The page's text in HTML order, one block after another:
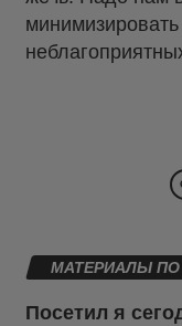
МАТЕРИАЛЫ ПО
Посетил я